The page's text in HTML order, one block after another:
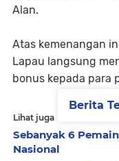
Alan.
Atas kemenangan
Lapau langsung
bonus kepada para
Lihat juga
Sebanyak 6
Nasional
Berita